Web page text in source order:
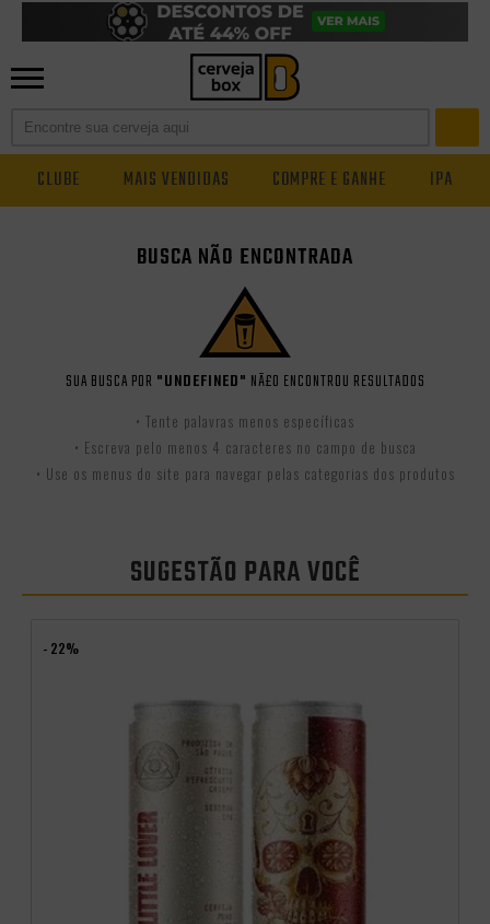
CLUBE MAIS VENDIDAS COMPRE E GANHE IPA
BUSCA NÃO ENCONTRADA
SUA BUSCA POR "UNDEFINED" NÃ£O ENCONTROU RESULTADOS
• Tente palavras menos específicas
• Escreva pelo menos 4 caracteres no campo de busca
• Use os menus do site para navegar pelas categorias dos produtos
SUGESTÃO PARA VOCÊ
- 22%